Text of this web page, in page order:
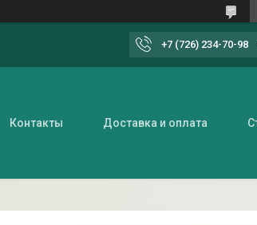
+7 (726) 234-70-98
Контакты Доставка и оплата